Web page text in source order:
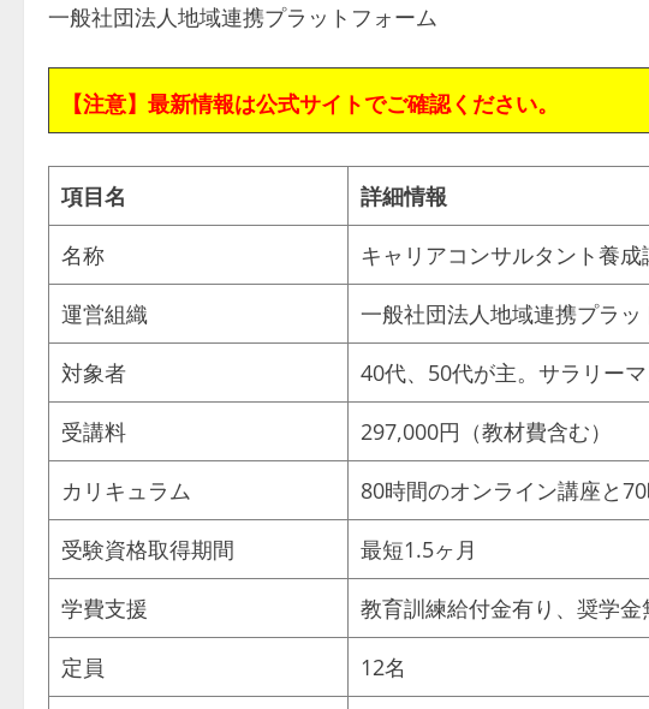
一般社団法人地域連携プラットフォーム
【注意】最新情報は公式サイトでご確認ください。
項目名 詳細情報
名称 キャリアコンサルタント養成
運営組織 一般社団法人地域連携プラッ
対象者 40代、50代が主。サラリー
受講料 297,000円（教材費含む）
カリキュラム 80時間のオンライン講座と
受験資格取得期間 最短1.5ヶ月
学費支援 教育訓練給付金有り、奨学金
定員 12名